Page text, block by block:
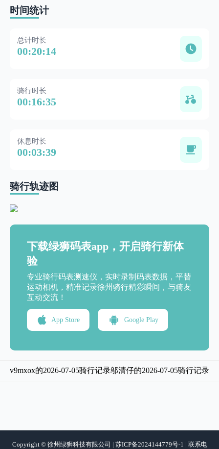
时间统计
总计时长
00:20:14
骑行时长
00:16:35
休息时长
00:03:39
骑行轨迹图
下载绿狮码表app，开启骑行新体
验
专业骑行码表测速仪，实时录制码表数据，平替
运动相机，精准记录徐州骑行精彩瞬间，与骑友
互动交流！
App Store Google Play
v9mxox的2026-07-05骑行记录邬清仔的2026-07-05骑行记录
Copyright © 徐州绿狮科技有限公司 | 苏ICP备2024144779号-1 | 联系电